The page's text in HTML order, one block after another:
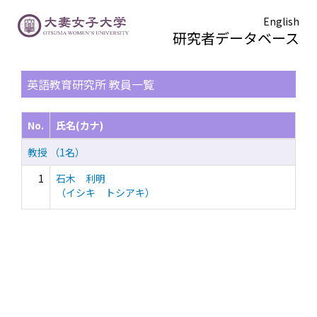
English
研究者データベース
英語教育研究所 教員一覧
No.
氏名(カナ)
教授 （1名）
1
石木 利明
（イシキ トシアキ）